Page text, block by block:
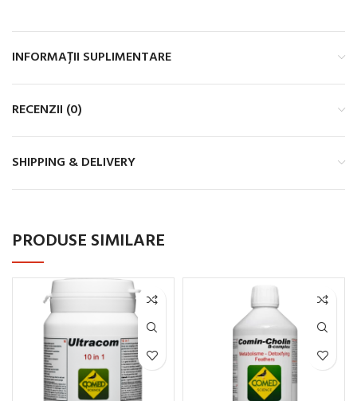
INFORMAȚII SUPLIMENTARE
RECENZII (0)
SHIPPING & DELIVERY
PRODUSE SIMILARE